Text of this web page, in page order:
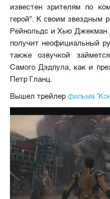
известен зрителям по
герой". К своим звездным
Рейнольдс и Хью
получит неофициальный
также озвучкой
Самого Дэдпула, как и
Петр Гланц.
Вышел трейлер фильма